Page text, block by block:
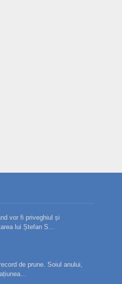
vor fi priveghiul și
lui Ștefan S...
de prune. Soiul anului,